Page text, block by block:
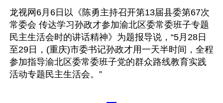
龙视网6月6日以《陈勇主持召开第13届县委第67次
常委会 传达学习孙政才参加渝北区委常委班子专题
民主生活会时的讲话精神》为题报导说，“5月28日
至29日，(重庆)市委书记孙政才用一天半时间，全程
参加指导渝北区委常委班子党的群众路线教育实践